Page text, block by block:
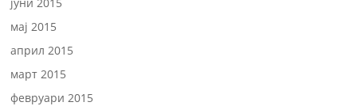
мај 2015
април 2015
март 2015
февруари 2015